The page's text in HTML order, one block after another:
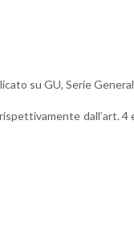
su GU, Serie
dal­l’art. 4